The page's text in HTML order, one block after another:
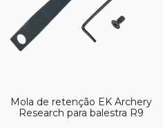
Mola de retenção EK Archery
Research para balestra R9